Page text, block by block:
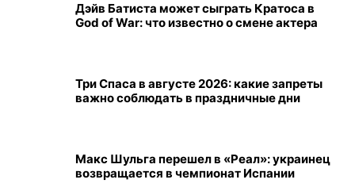
Дэйв Батиста может сыграть Кратоса в
God of War: что известно о смене актера
Три Спаса в августе 2026: какие запреты
важно соблюдать в праздничные дни
Макс Шульга перешел в «Реал»: украинец
возвращается в чемпионат Испании